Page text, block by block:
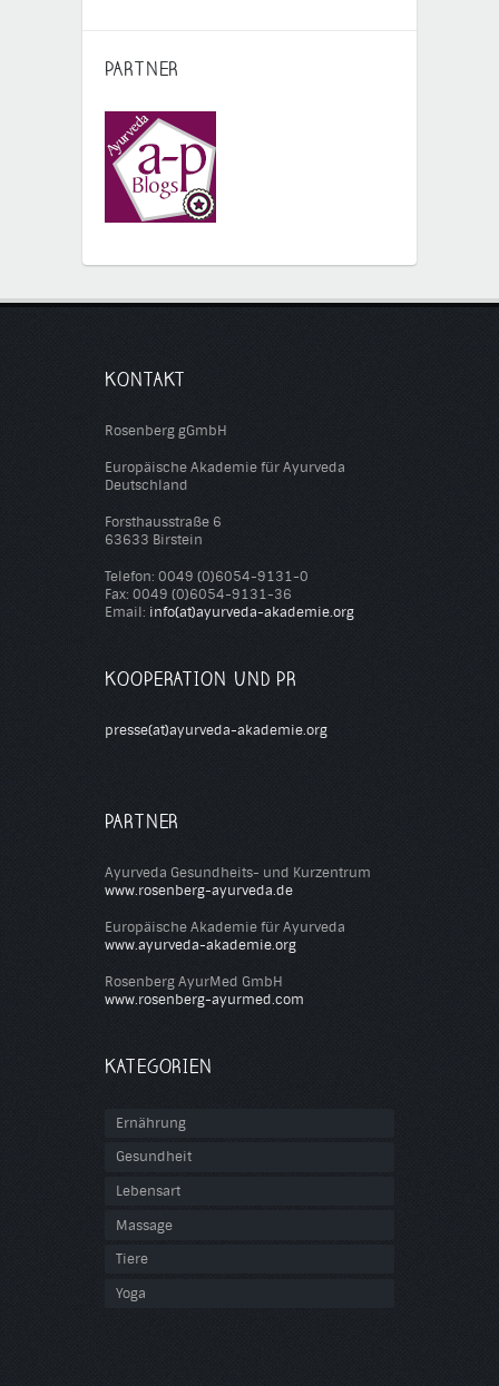
PARTNER
KONTAKT
Rosenberg gGmbH
Europäische Akademie für Ayurveda
Deutschland
Forsthausstraße 6
63633 Birstein
Telefon: 0049 (0)6054-9131-0
Fax: 0049 (0)6054-9131-36
Email: info(at)ayurveda-akademie.org
KOOPERATION UND PR
presse(at)ayurveda-akademie.org
PARTNER
Ayurveda Gesundheits- und Kurzentrum
www.rosenberg-ayurveda.de
Europäische Akademie für Ayurveda
www.ayurveda-akademie.org
Rosenberg AyurMed GmbH
www.rosenberg-ayurmed.com
KATEGORIEN
Ernährung
Gesundheit
Lebensart
Massage
Tiere
Yoga